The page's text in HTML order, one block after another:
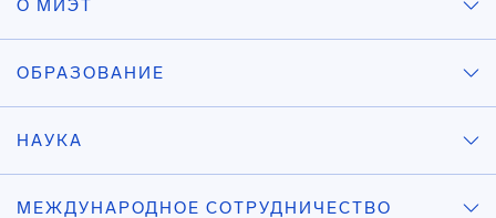
О МИЭТ
ОБРАЗОВАНИЕ
НАУКА
МЕЖДУНАРОДНОЕ СОТРУДНИЧЕСТВО